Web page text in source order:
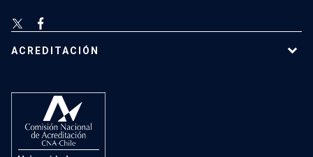
ACREDITACIÓN